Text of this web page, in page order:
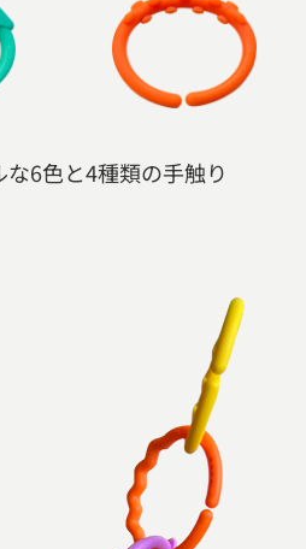
6色と4種類の手触り